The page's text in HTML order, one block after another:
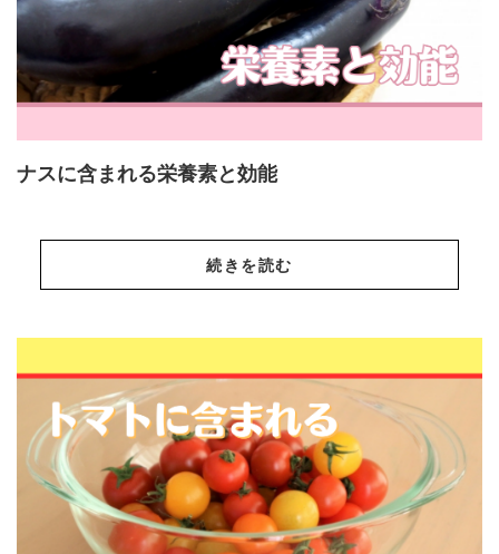
ナスに含まれる栄養素と効能
続きを読む